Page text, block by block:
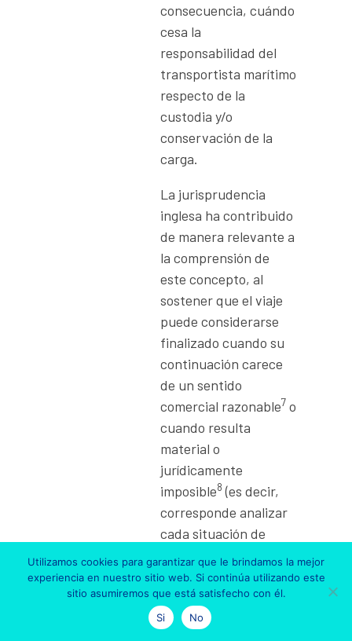
consecuencia, cuándo
cesa la
responsabilidad del
transportista marítimo
respecto de la
custodia y/o
conservación de la
carga.
La jurisprudencia
inglesa ha contribuido
de manera relevante a
la comprensión de
este concepto, al
sostener que el viaje
puede considerarse
finalizado cuando su
continuación carece
de un sentido
comercial razonable7 o
cuando resulta
material o
jurídicamente
imposible8 (es decir,
corresponde analizar
cada situación de
manera individual, a
fin de evaluar las
alternativas
disponibles y las
Utilizamos cookies para garantizar que le brindamos la mejor
experiencia en nuestro sitio web. Si continúa utilizando este
sitio asumiremos que está satisfecho con él.
Si
No